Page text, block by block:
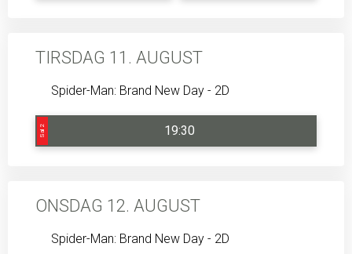
TIRSDAG 11. AUGUST
Spider-Man: Brand New Day - 2D
Sal 2 19:30
ONSDAG 12. AUGUST
Spider-Man: Brand New Day - 2D